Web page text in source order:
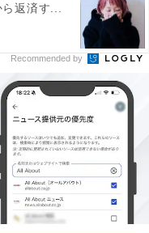
ら返済す...
Recommended by